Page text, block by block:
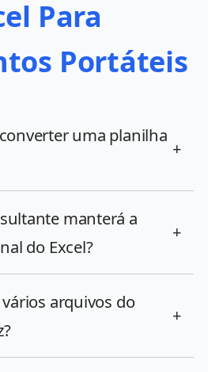
Para
Portáteis
uma planilha
+
manterá a
do Excel?
+
arquivos do
+